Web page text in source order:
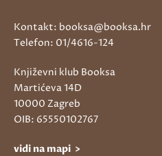
Kontakt: booksa@booksa.hr
Telefon: 01/4616-124
Književni klub Booksa
Martićeva 14D
10000 Zagreb
OIB: 65550102767
vidi na mapi >